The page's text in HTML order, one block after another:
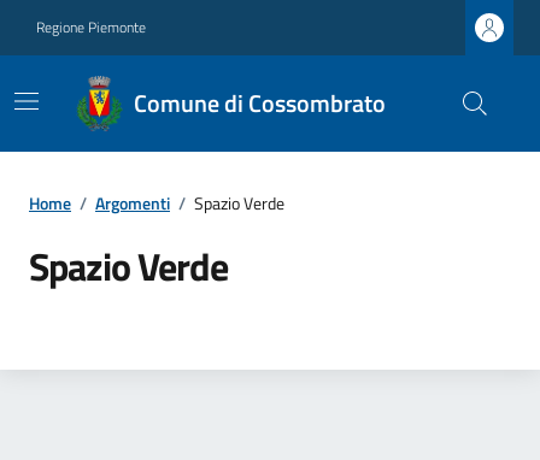
Regione Piemonte
Comune di Cossombrato
Home / Argomenti / Spazio Verde
Spazio Verde